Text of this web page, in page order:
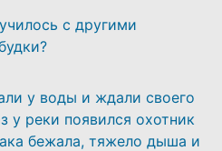
с другими
у воды и ждали своего
у реки появился охотник
бежала, тяжело дыша и